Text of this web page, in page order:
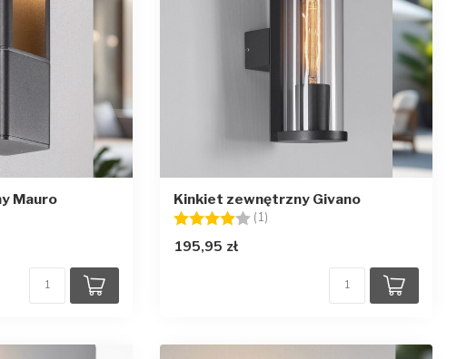
Mauro
Kinkiet zewnętrzny Givano
Ocena:
(1)
195,95 zł